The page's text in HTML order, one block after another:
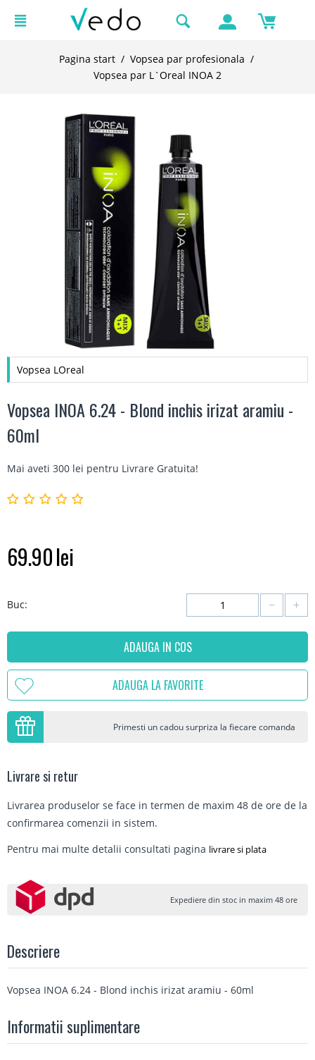
Pagina start / Vopsea par profesionala /
Vopsea par L`Oreal INOA 2
Vopsea LOreal
Vopsea INOA 6.24 - Blond inchis irizat aramiu -
60ml
Mai aveti 300 lei pentru Livrare Gratuita!
69.90lei
Buc: +
−
ADAUGA IN COS
ADAUGA LA FAVORITE
Primesti un cadou surpriza la fiecare comanda
Livrare si retur
Livrarea produselor se face in termen de maxim 48 de ore de la
confirmarea comenzii in sistem.
Pentru mai multe detalii consultati pagina livrare si plata
Expediere din stoc in maxim 48 ore
Descriere
Vopsea INOA 6.24 - Blond inchis irizat aramiu - 60ml
Informatii suplimentare